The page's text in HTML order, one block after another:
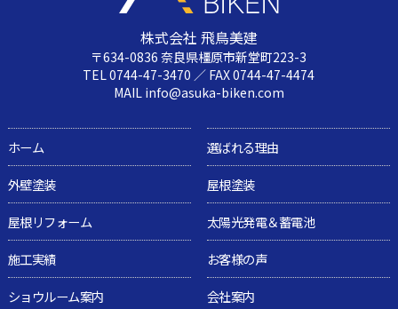
株式会社 飛鳥美建
〒634-0836 奈良県橿原市新堂町223-3
TEL 0744-47-3470 ／ FAX 0744-47-4474
MAIL info@asuka-biken.com
ホーム
選ばれる理由
外壁塗装
屋根塗装
屋根リフォーム
太陽光発電＆蓄電池
施工実績
お客様の声
ショウルーム案内
会社案内